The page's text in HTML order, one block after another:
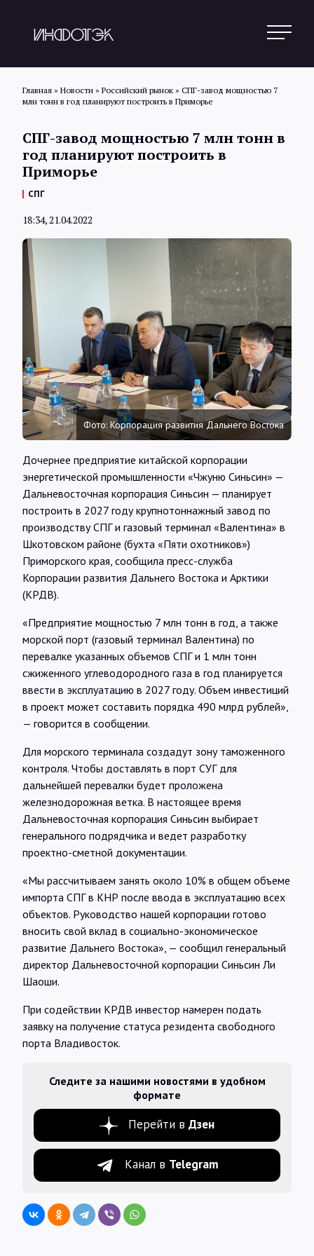
Обзоры
Интервью
Карты
О нас
@Infotek_Russia
Главная » Новости » Российский рынок » СПГ-завод мощностью 7
млн тонн в год планируют построить в Приморье
СПГ-завод мощностью 7 млн тонн в
год планируют построить в
Приморье
СПГ
18:34, 21.04.2022
Фото: Корпорация развития Дальнего Востока
Дочернее предприятие китайской корпорации
энергетической промышленности «Чжуню Синьсин» —
Дальневосточная корпорация Синьсин — планирует
построить в 2027 году крупнотоннажный завод по
производству СПГ и газовый терминал «Валентина» в
Шкотовском районе (бухта «Пяти охотников»)
Приморского края, сообщила пресс-служба
Корпорации развития Дальнего Востока и Арктики
(КРДВ).
«Предприятие мощностью 7 млн тонн в год, а также
морской порт (газовый терминал Валентина) по
перевалке указанных объемов СПГ и 1 млн тонн
сжиженного углеводородного газа в год планируется
ввести в эксплуатацию в 2027 году. Объем инвестиций
в проект может составить порядка 490 млрд рублей»,
— говорится в сообщении.
Для морского терминала создадут зону таможенного
контроля. Чтобы доставлять в порт СУГ для
дальнейшей перевалки будет проложена
железнодорожная ветка. В настоящее время
Дальневосточная корпорация Синьсин выбирает
генерального подрядчика и ведет разработку
проектно-сметной документации.
«Мы рассчитываем занять около 10% в общем объеме
импорта СПГ в КНР после ввода в эксплуатацию всех
объектов. Руководство нашей корпорации готово
вносить свой вклад в социально-экономическое
развитие Дальнего Востока», — сообщил генеральный
директор Дальневосточной корпорации Синьсин Ли
Шаоши.
При содействии КРДВ инвестор намерен подать
заявку на получение статуса резидента свободного
порта Владивосток.
Следите за нашими новостями в удобном
формате
Перейти в Дзен
Канал в Telegram